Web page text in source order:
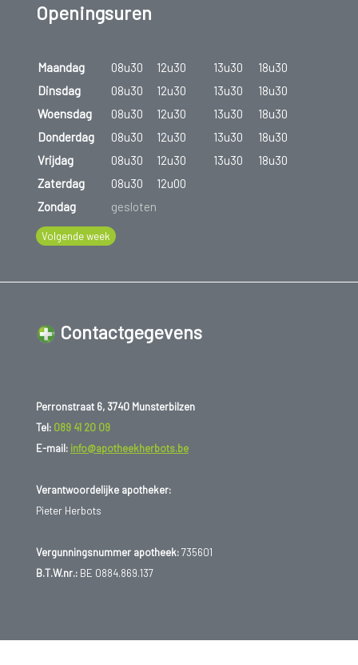
Openingsuren
Maandag 08u30 12u30 13u30
18u30
Dinsdag
08u30 12u30 13u30
18u30
Woensdag
08u30 12u30 13u30
18u30
Donderdag
08u30 12u30 13u30
18u30
Vrijdag
08u30 12u30 13u30
18u30
Zaterdag
08u30
12u00
Zondag
gesloten
Volgende week
Contactgegevens
Perronstraat 6, 3740 Munsterbilzen
Tel: 089 41 20 09
E-mail: info@apotheekherbots.be
Verantwoordelijke apotheker:
Pieter Herbots
Vergunningsnummer apotheek:735601
B.T.W.nr.:BE 0884.869.137